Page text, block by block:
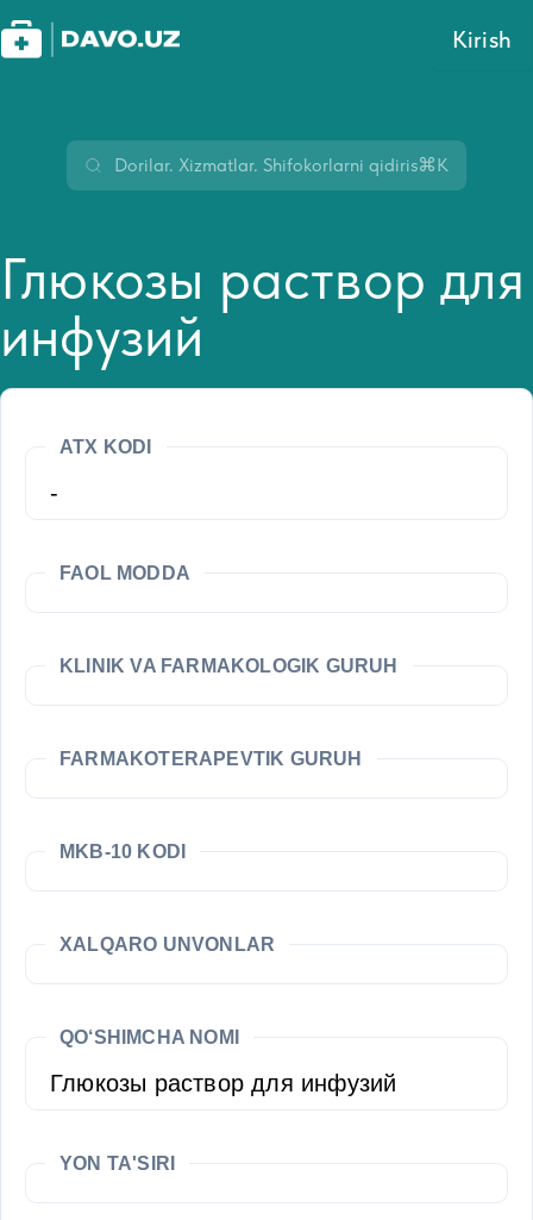
Kirish
⌘K
Глюкозы раствор для
инфузий
ATX KODI
-
FAOL MODDA
KLINIK VA FARMAKOLOGIK GURUH
FARMAKOTERAPEVTIK GURUH
MKB-10 KODI
XALQARO UNVONLAR
QO‘SHIMCHA NOMI
Глюкозы раствор для инфузий
YON TA'SIRI